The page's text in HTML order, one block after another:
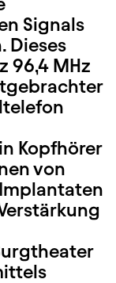
Signals
Dieses
96,4 MHz
Kopfhörer
von